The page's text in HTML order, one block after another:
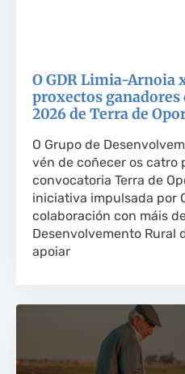
O GDR Limia-Arnoia
proxectos
2026 de Terra de
O Grupo de
vén de coñecer os catro
convocatoria Terra de
iniciativa impulsada por
colaboración con máis
Desenvolvemento Rural
apoiar